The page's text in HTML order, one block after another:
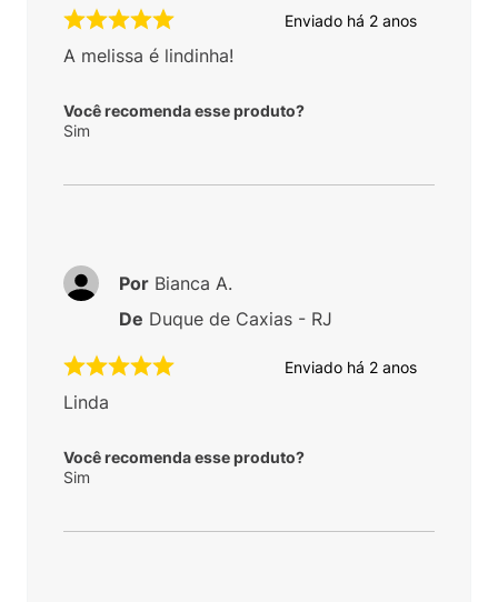
Enviado há 2 anos
A melissa é lindinha!
Você recomenda esse produto?
Sim
Enviado há 2 anos
Linda
Você recomenda esse produto?
Sim
Por Bianca A.
De Duque de Caxias - RJ